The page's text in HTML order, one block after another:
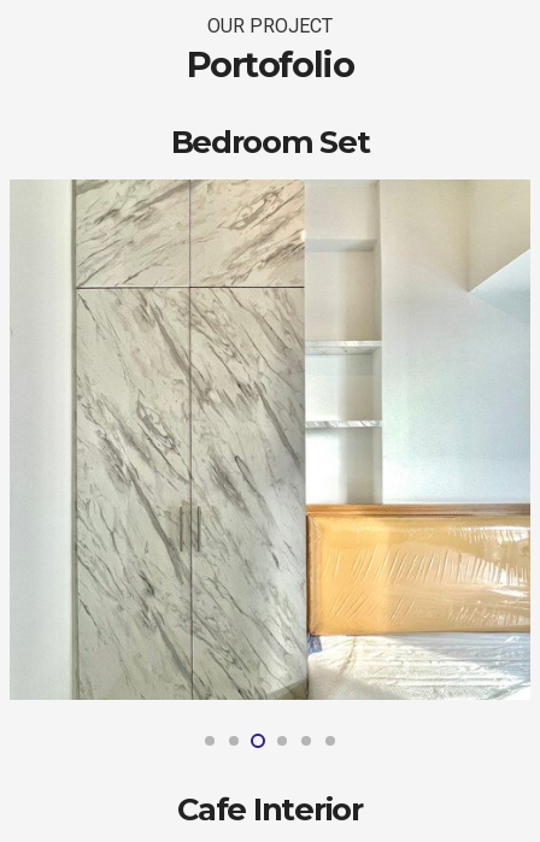
OUR PROJECT
Portofolio
Bedroom Set
Cafe Interior